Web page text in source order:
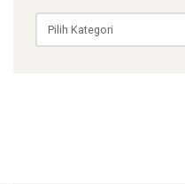
Topik
Unggulan